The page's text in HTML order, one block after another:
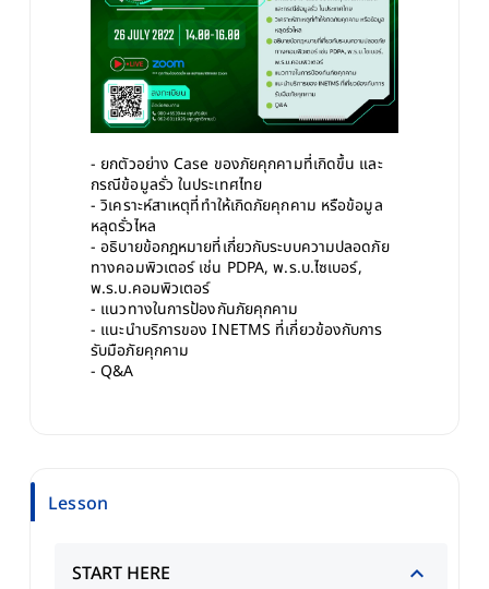
- ยกตัวอย่าง Case ของภัยคุกคามที่เกิดขึ้น และ
กรณีข้อมูลรั่ว ในประเทศไทย
- วิเคราะห์สาเหตุที่ทำให้เกิดภัยคุกคาม หรือข้อมูล
หลุดรั่วไหล
- อธิบายข้อกฎหมายที่เกี่ยวกับระบบความปลอดภัย
ทางคอมพิวเตอร์ เช่น PDPA, พ.ร.บ.ไซเบอร์,
พ.ร.บ.คอมพิวเตอร์
- แนวทางในการป้องกันภัยคุกคาม
- แนะนำบริการของ INETMS ที่เกี่ยวข้องกับการ
รับมือภัยคุกคาม
- Q&A
Lesson
START HERE